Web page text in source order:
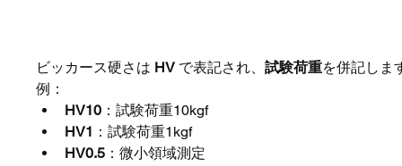
ビッカース硬さは HV で表記され、試験荷重を併記しま
例：
HV10 ：試験荷重10kgf
HV1 ：試験荷重1kgf
HV0.5 ：微小領域測定